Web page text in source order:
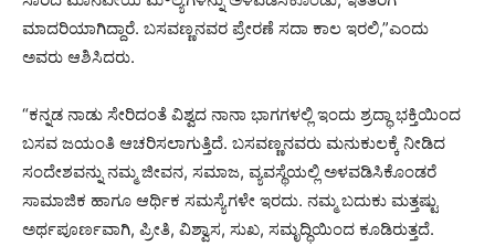
ಮಾದರಿಯಾಗಿದ್ದಾರೆ. ಬಸವಣ್ಣನವರ ಪ್ರೇರಣೆ ಸದಾ ಕಾಲ ಇರಲಿ,”ಎಂದು
ಅವರು ಆಶಿಸಿದರು.
“ಕನ್ನಡ ನಾಡು ಸೇರಿದಂತೆ ವಿಶ್ವದ ನಾನಾ ಭಾಗಗಳಲ್ಲಿ ಇಂದು ಶ್ರದ್ಧಾ ಭಕ್ತಿಯಿಂದ
ಬಸವ ಜಯಂತಿ ಆಚರಿಸಲಾಗುತ್ತಿದೆ. ಬಸವಣ್ಣನವರು ಮನುಕುಲಕ್ಕೆ ನೀಡಿದ
ಸಂದೇಶವನ್ನು ನಮ್ಮ ಜೀವನ, ಸಮಾಜ, ವ್ಯವಸ್ಥೆಯಲ್ಲಿ ಅಳವಡಿಸಿಕೊಂಡರೆ
ಸಾಮಾಜಿಕ ಹಾಗೂ ಆರ್ಥಿಕ ಸಮಸ್ಯೆಗಳೇ ಇರದು. ನಮ್ಮ ಬದುಕು ಮತ್ತಷ್ಟು
ಅರ್ಥಪೂರ್ಣವಾಗಿ, ಪ್ರೀತಿ, ವಿಶ್ವಾಸ, ಸುಖ, ಸಮೃದ್ಧಿಯಿಂದ ಕೂಡಿರುತ್ತದೆ.